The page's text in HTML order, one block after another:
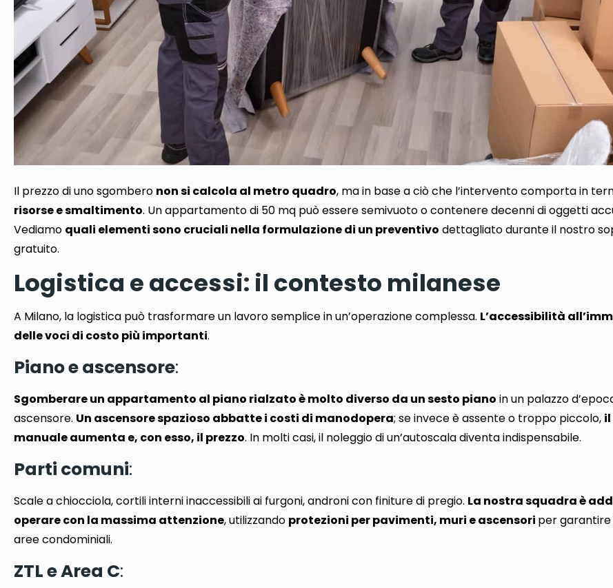
Il prezzo di uno sgombero non si calcola al metro quadro, ma in base a ciò che l’intervento comporta in
risorse e smaltimento. Un appartamento di 50 mq può essere semivuoto o contenere decenni di oggetti
Vediamo quali elementi sono cruciali nella formulazione di un preventivo dettagliato durante il nostro
gratuito.
Logistica e accessi: il contesto milanese
A Milano, la logistica può trasformare un lavoro semplice in un’operazione complessa. L’accessibilità
delle voci di costo più importanti.
Piano e ascensore:
Sgomberare un appartamento al piano rialzato è molto diverso da un sesto piano in un palazzo
ascensore. Un ascensore spazioso abbatte i costi di manodopera; se invece è assente o troppo piccolo,
manuale aumenta e, con esso, il prezzo. In molti casi, il noleggio di un’autoscala diventa indispensabile.
Parti comuni:
Scale a chiocciola, cortili interni inaccessibili ai furgoni, androni con finiture di pregio. La nostra squadra è
operare con la massima attenzione, utilizzando protezioni per pavimenti, muri e ascensori per garantire
aree condominiali.
ZTL e Area C: